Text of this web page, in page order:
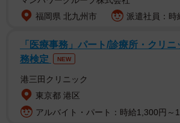
タイムラインに流れてきたポスト。でも、投稿
わりさん提供（一部抜粋）
福岡県 北九州市
派遣社員：時
「医療事務」パート/診療所・クリ
務検定
NEW
港三田クリニック
東京都 港区
アルバイト・パート：時給1,300円～